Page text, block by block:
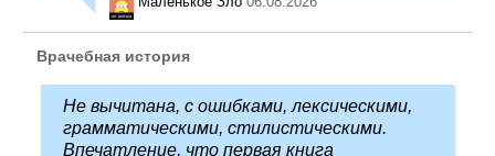
Врачебная история
Не вычитана, с ошибками, лексическими,
грамматическими, стилистическими.
Впечатление, что первая книга